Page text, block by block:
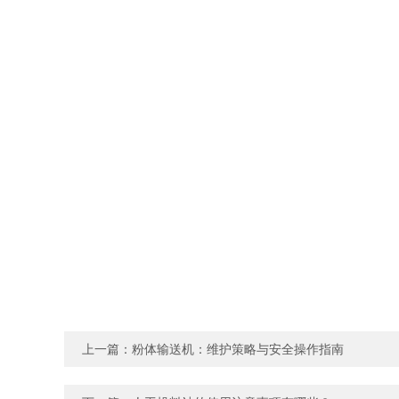
上一篇： 粉体输送机：维护策略与安全操作指南